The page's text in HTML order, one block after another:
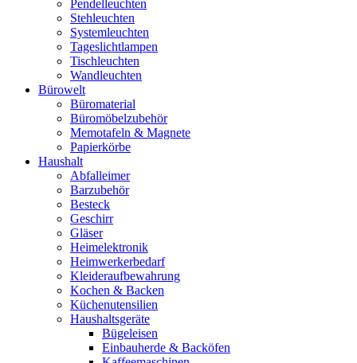
Pendelleuchten
Stehleuchten
Systemleuchten
Tageslichtlampen
Tischleuchten
Wandleuchten
Bürowelt
Büromaterial
Büromöbelzubehör
Memotafeln & Magnete
Papierkörbe
Haushalt
Abfalleimer
Barzubehör
Besteck
Geschirr
Gläser
Heimelektronik
Heimwerkerbedarf
Kleideraufbewahrung
Kochen & Backen
Küchenutensilien
Haushaltsgeräte
Bügeleisen
Einbauherde & Backöfen